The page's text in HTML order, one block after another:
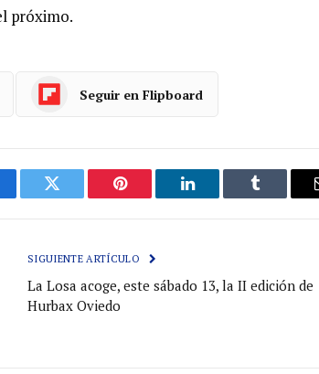
próximo.
Seguir en Flipboard
Gorjeo Pinterest LinkedIn Tumblr
SIGUIENTE ARTÍCULO
La Losa acoge, este sábado 13, la II edición de
Hurbax Oviedo